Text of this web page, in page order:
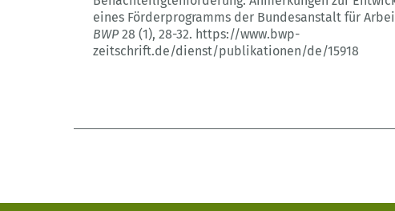
eines Förderprogramms der Bundesanstalt für
BWP28 (1), 28-32. https://www.bwp-
zeitschrift.de/dienst/publikationen/de/15918